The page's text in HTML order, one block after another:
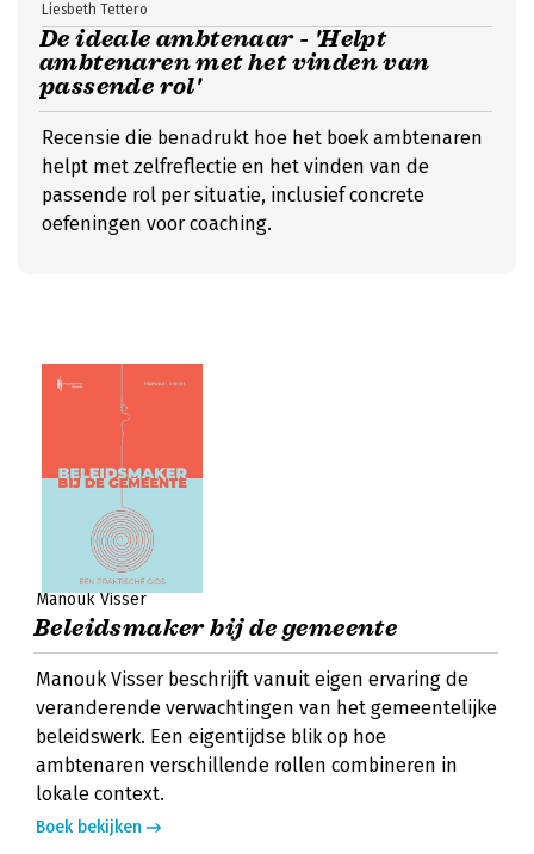
De ideale ambtenaar - 'Helpt
ambtenaren met het vinden van
passende rol'
Liesbeth Tettero
Recensie die benadrukt hoe het boek ambtenaren
helpt met zelfreflectie en het vinden van de
passende rol per situatie, inclusief concrete
oefeningen voor coaching.
Manouk Visser
Beleidsmaker bij de gemeente
Manouk Visser beschrijft vanuit eigen ervaring de
veranderende verwachtingen van het gemeentelijke
beleidswerk. Een eigentijdse blik op hoe
ambtenaren verschillende rollen combineren in
lokale context.
Boek bekijken